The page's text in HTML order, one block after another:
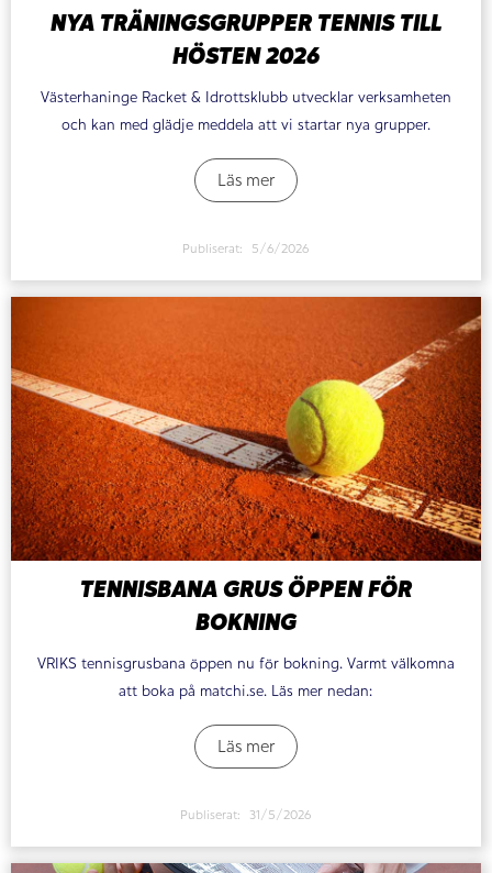
NYA TRÄNINGSGRUPPER TENNIS TILL
HÖSTEN 2026
Västerhaninge Racket & Idrottsklubb utvecklar verksamheten
och kan med glädje meddela att vi startar nya grupper.
Läs mer
Publiserat: 5/6/2026
TENNISBANA GRUS ÖPPEN FÖR
BOKNING
VRIKS tennisgrusbana öppen nu för bokning. Varmt välkomna
att boka på matchi.se. Läs mer nedan:
Läs mer
Publiserat: 31/5/2026